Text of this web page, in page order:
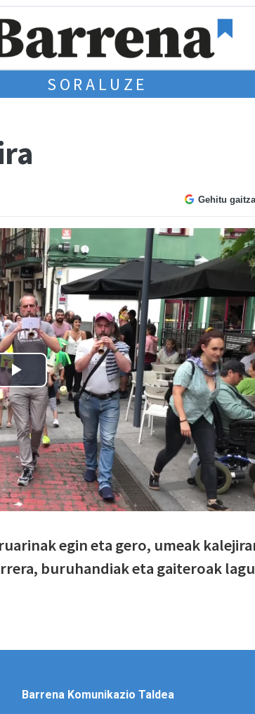
SORALUZE
Gehitu
egin eta gero, umeak
buruhandiak eta gaiteroak
Barrena Komunikazio Taldea